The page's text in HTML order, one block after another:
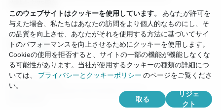
Copyright © 2026
Watch Tower Bible and Tract Society of Korea.
このウェブサイトはクッキーを使用しています。
あなたが許可を
与えた場合、私たちはあなたの訪問をより個人的なものにし、そ
の品質を向上させ、あなたがそれを使用する方法に基づいてサイ
トのパフォーマンスを向上させるためにクッキーを使用します。
Cookieの使用を拒否すると、サイトの一部の機能が機能しなくな
る可能性があります。当社が使用するクッキーの種類の詳細につ
いては、 プライバシーとクッキーポリシー のページをご覧くださ
い。
取る
リジェ
クト